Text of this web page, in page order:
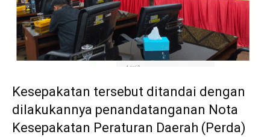
Kesepakatan tersebut ditandai dengan
dilakukannya penandatanganan Nota
Kesepakatan Peraturan Daerah (Perda)